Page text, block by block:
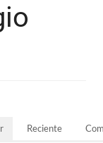
Reciente